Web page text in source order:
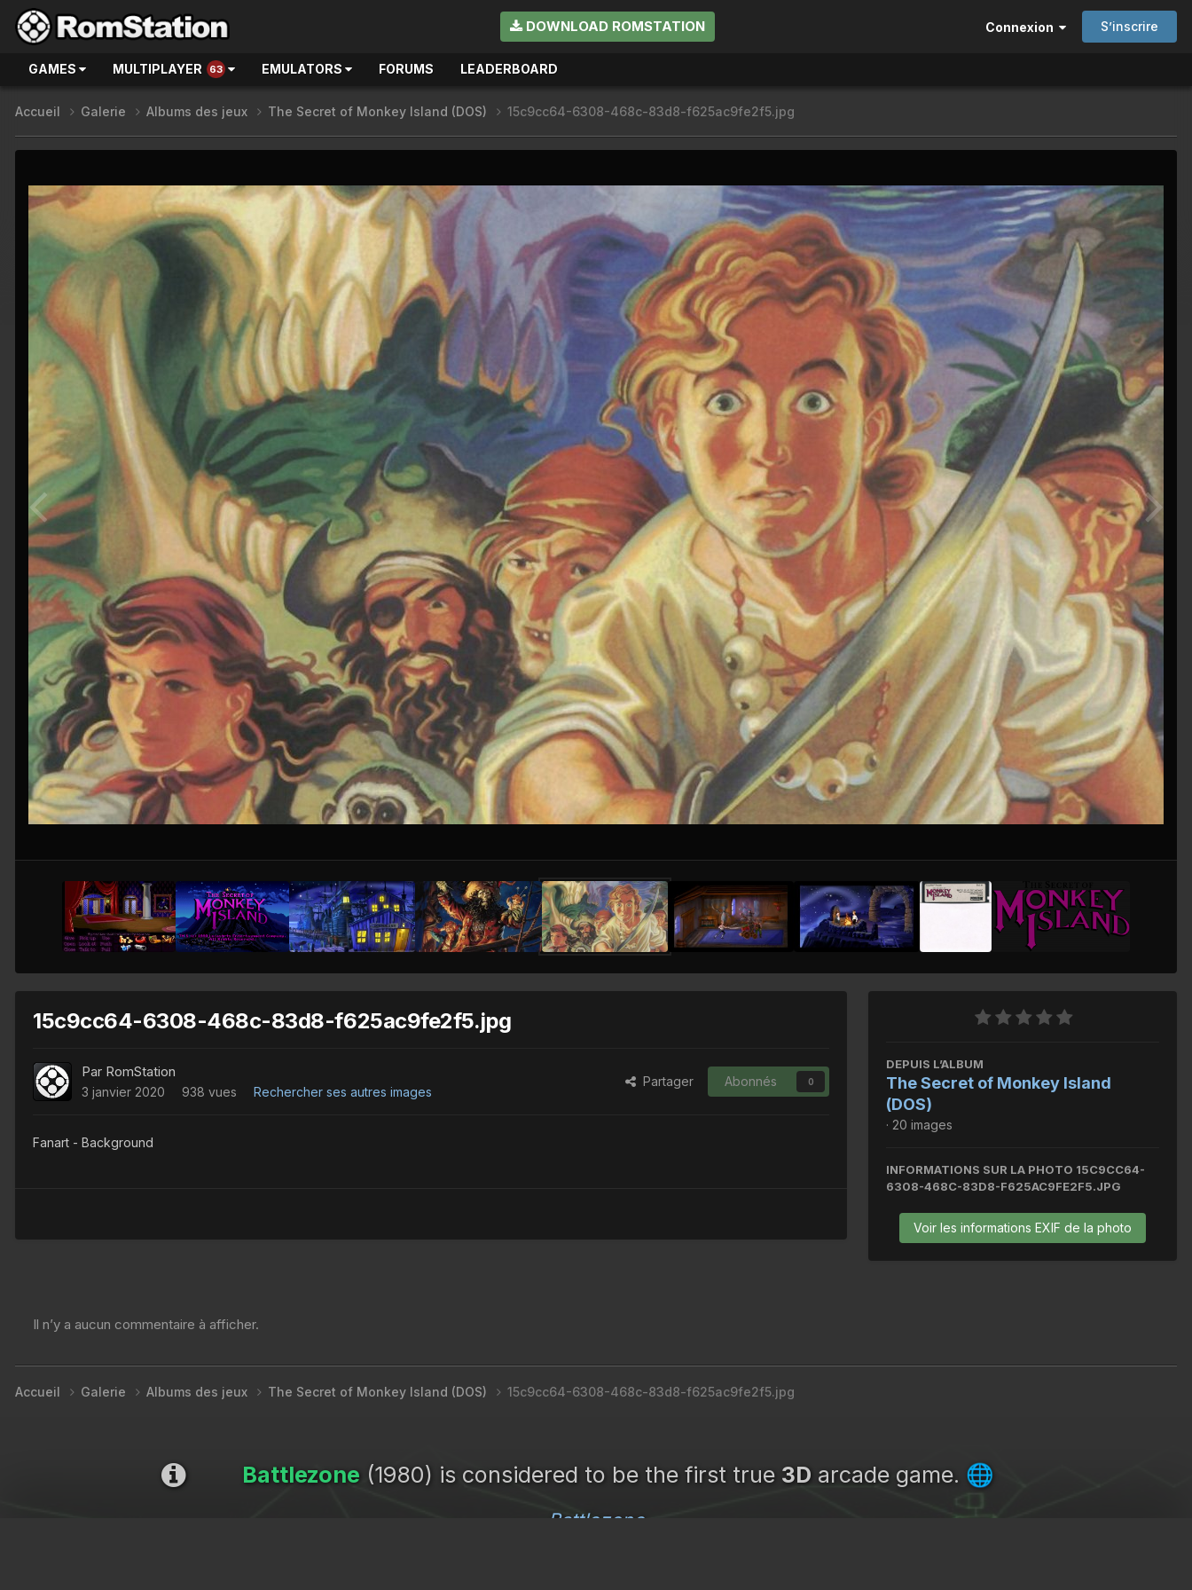
DOWNLOAD ROMSTATION Connexion S’inscrire
GAMES MULTIPLAYER 63 EMULATORS FORUMS LEADERBOARD
Accueil Galerie Albums des jeux The Secret of Monkey Island (DOS) 15c9cc64-6308-468c-83d8-f625ac9fe2f5.jpg
Outils des images
15c9cc64-6308-468c-83d8-f625ac9fe2f5.jpg
Par RomStation
3 janvier 2020 938 vues Rechercher ses autres images
Partager Abonnés 0
Fanart - Background
DEPUIS L’ALBUM
The Secret of Monkey Island
(DOS)
· 20 images
INFORMATIONS SUR LA PHOTO 15C9CC64-
6308-468C-83D8-F625AC9FE2F5.JPG
Voir les informations EXIF de la photo
Il n’y a aucun commentaire à afficher.
Accueil Galerie Albums des jeux The Secret of Monkey Island (DOS) 15c9cc64-6308-468c-83d8-f625ac9fe2f5.jpg
Battlezone (1980) is considered to be the first true 3D arcade game. 🌐
Battlezone